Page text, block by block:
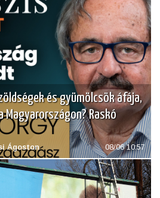
és gyümölcsök áfája,
Magyarországon? Raskó
Ágoston 08/06 10:57